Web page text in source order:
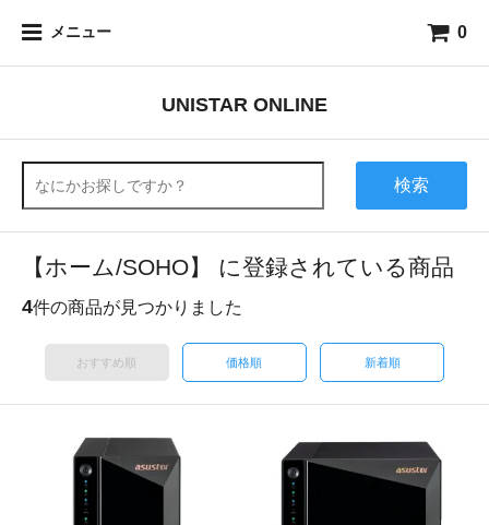
メニュー 0
UNISTAR ONLINE
検索
【ホーム/SOHO】 に登録されている商品
4件の商品が見つかりました
おすすめ順 価格順 新着順